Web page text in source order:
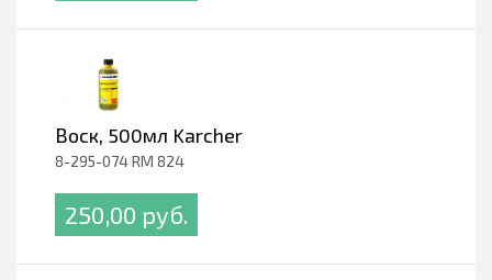
Воск, 500мл Karcher
8-295-074 RM 824
250,00 pуб.